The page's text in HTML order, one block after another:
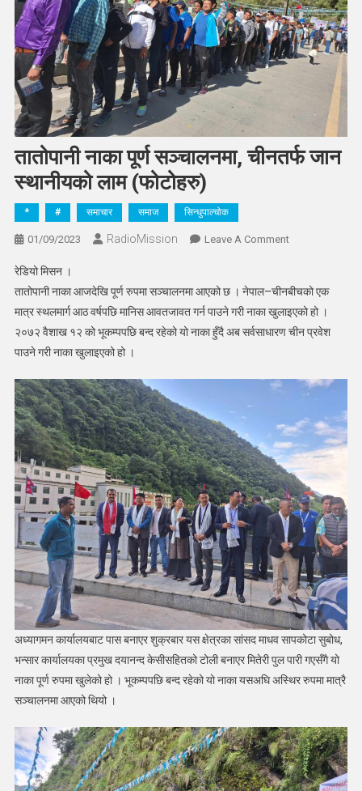
तातोपानी नाका पूर्ण सञ्चालनमा, चीनतर्फ जान
स्थानीयको लाम (फोटोहरु)
* # समाचार समाज सिन्धुपाल्चोक
01/09/2023 RadioMission Leave A CommentOn
पूर्ण
सञ्चालनमा,
चीनतर्फ
रेडियो मिसन ।
तातोपानी नाका आजदेखि पूर्ण रुपमा सञ्चालनमा आएको छ । नेपाल–चीनबीचको एक
मात्र स्थलमार्ग आठ वर्षपछि मानिस आवतजावत गर्न पाउने गरी नाका खुलाइएको हो ।
२०७२ वैशाख १२ को भूकम्पपछि बन्द रहेको यो नाका हुँदै अब सर्वसाधारण चीन प्रवेश
पाउने गरी नाका खुलाइएको हो ।
अध्यागमन कार्यालयबाट पास बनाएर शुक्रबार यस क्षेत्रका सांसद माधव सापकोटा सुबोध,
भन्सार कार्यालयका प्रमुख दयानन्द केसीसहितको टोली बनाएर मितेरी पुल पारी गएसँगै यो
नाका पूर्ण रुपमा खुलेको हो । भूकम्पपछि बन्द रहेको यो नाका यसअघि अस्थिर रुपमा मात्रै
सञ्चालनमा आएको थियो ।